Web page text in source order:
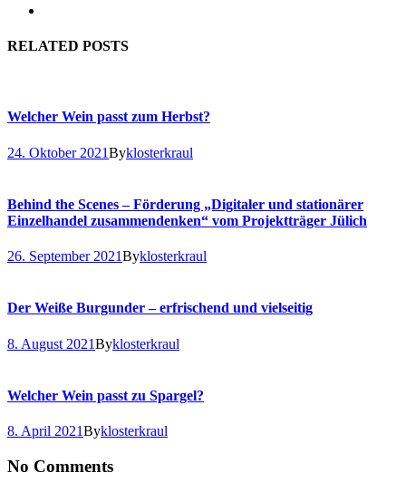
RELATED POSTS
Welcher Wein passt zum Herbst?
24. Oktober 2021Byklosterkraul
Behind the Scenes – Förderung „Digitaler und stationärer
Einzelhandel zusammendenken“ vom Projektträger Jülich
26. September 2021Byklosterkraul
Der Weiße Burgunder – erfrischend und vielseitig
8. August 2021Byklosterkraul
Welcher Wein passt zu Spargel?
8. April 2021Byklosterkraul
No Comments